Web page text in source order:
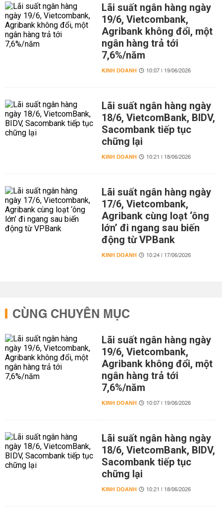
Lãi suất ngân hàng ngày
19/6, Vietcombank,
Agribank không đổi, một
ngân hàng trả tới
7,6%/năm
KINH DOANH 10:07 | 19/06/2026
Lãi suất ngân hàng ngày
18/6, VietcomBank, BIDV,
Sacombank tiếp tục
chững lại
KINH DOANH 10:21 | 18/06/2026
Lãi suất ngân hàng ngày
17/6, Vietcombank,
Agribank cùng loạt ‘ông
lớn’ đi ngang sau biến
động từ VPBank
KINH DOANH 10:24 | 17/06/2026
CÙNG CHUYÊN MỤC
Lãi suất ngân hàng ngày
19/6, Vietcombank,
Agribank không đổi, một
ngân hàng trả tới
7,6%/năm
KINH DOANH 10:07 | 19/06/2026
Lãi suất ngân hàng ngày
18/6, VietcomBank, BIDV,
Sacombank tiếp tục
chững lại
KINH DOANH 10:21 | 18/06/2026